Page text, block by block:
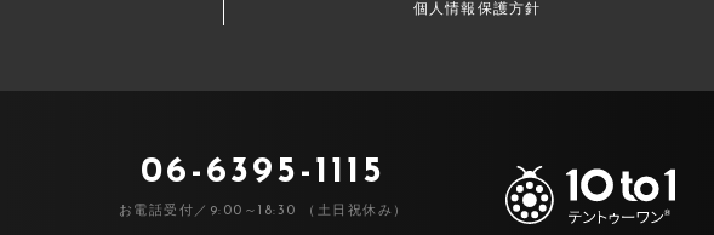
個人情報保護方針
06-6395-1115
お電話受付／9:00～18:30 （土日祝休み）